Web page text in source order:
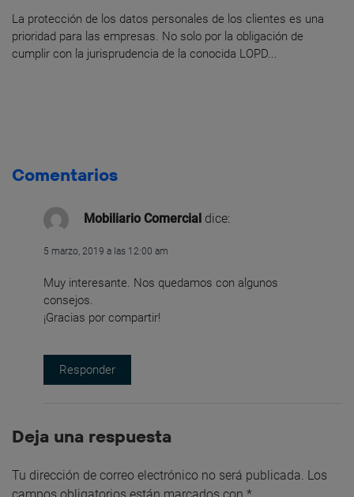
La protección de los datos personales de los clientes es una
prioridad para las empresas. No solo por la obligación de
cumplir con la jurisprudencia de la conocida LOPD...
Comentarios
Mobiliario Comercial dice:
5 marzo, 2019 a las 12:00 am
Muy interesante. Nos quedamos con algunos
consejos.
¡Gracias por compartir!
Responder
Deja una respuesta
Tu dirección de correo electrónico no será publicada. Los
campos obligatorios están marcados con *